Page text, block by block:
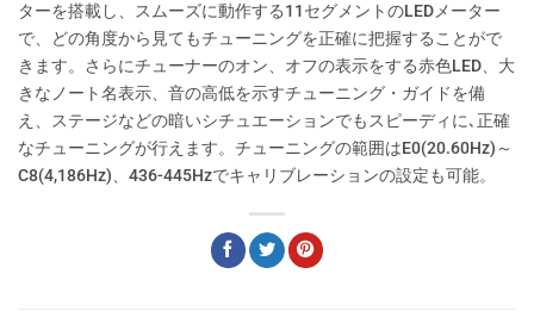
ターを搭載し、スムーズに動作する11セグメントのLEDメーター
で、どの角度から見てもチューニングを正確に把握することがで
きます。さらにチューナーのオン、オフの表示をする赤色LED、大
きなノート名表示、音の高低を示すチューニング・ガイドを備
え、ステージなどの暗いシチュエーションでもスピーディに､正確
なチューニングが行えます。チューニングの範囲はE0(20.60Hz)～
C8(4,186Hz)、436-445Hzでキャリブレーションの設定も可能。